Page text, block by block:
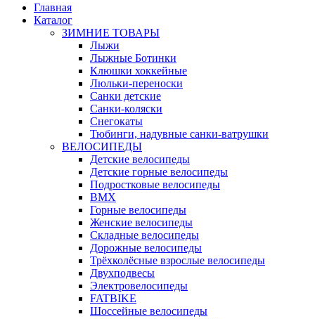
Главная
Каталог
ЗИМНИЕ ТОВАРЫ
Лыжи
Лыжные Ботинки
Клюшки хоккейные
Люльки-переноски
Санки детские
Санки-коляски
Снегокаты
Тюбинги, надувные санки-ватрушки
ВЕЛОСИПЕДЫ
Детские велосипеды
Детские горные велосипеды
Подростковые велосипеды
BMX
Горные велосипеды
Женские велосипеды
Складные велосипеды
Дорожные велосипеды
Трёхколёсные взрослые велосипеды
Двухподвесы
Электровелосипеды
FATBIKE
Шоссейные велосипеды